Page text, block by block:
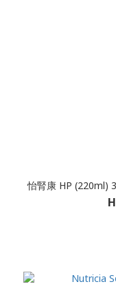
怡腎康 HP (220ml)